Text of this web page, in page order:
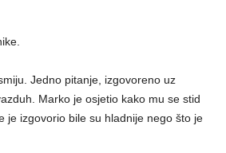
Jedno pitanje, izgovoreno uz
Marko je osjetio kako mu se stid
je izgovorio bile su hladnije nego što je